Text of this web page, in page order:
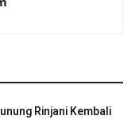
Rinjani Kembali